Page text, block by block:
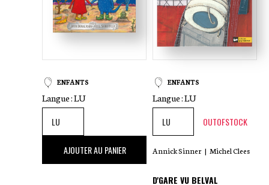
ENFANTS
Langue :LU
,00 €AJOUTER AU PANIER
ENFANTS
Langue :LU
OUTOFSTOCK
Annick Sinner | Michel Clees
D'GARE VU BELVAL